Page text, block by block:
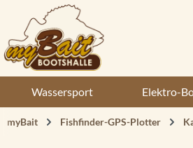
Hauptinhalt springen
Zur Suche springen
Zur Hauptnavigation springen
Wassersport Elektro-
myBait Fishfinder-GPS-Plotter